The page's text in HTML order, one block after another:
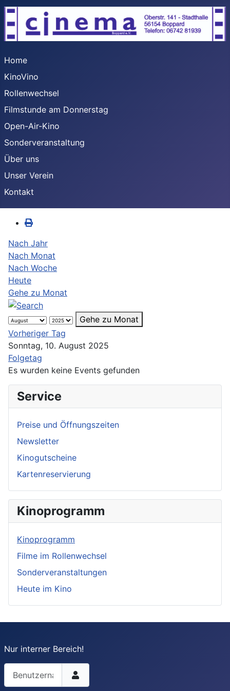
Home
KinoVino
Rollenwechsel
Filmstunde am Donnerstag
Open-Air-Kino
Sonderveranstaltung
Über uns
Unser Verein
Kontakt
Nach Jahr
Nach Monat
Nach Woche
Heute
Gehe zu Monat
Gehe zu Monat
Vorheriger Tag
Sonntag, 10. August 2025
Folgetag
Es wurden keine Events gefunden
Service
Preise und Öffnungszeiten
Newsletter
Kinogutscheine
Kartenreservierung
Kinoprogramm
Kinoprogramm
Filme im Rollenwechsel
Sonderveranstaltungen
Heute im Kino
Nur interner Bereich!